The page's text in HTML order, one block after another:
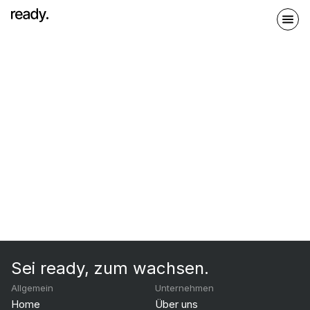
Sei ready, zum wachsen.
Allgemein
Home
Unternehmen
Über uns